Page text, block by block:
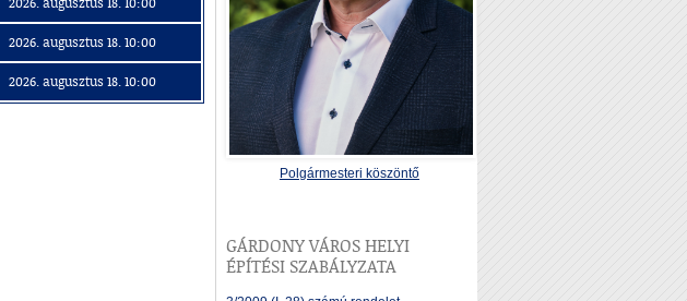
2026. augusztus 18. 10:00
2026. augusztus 18. 10:00
2026. augusztus 18. 10:00
Polgármesteri köszöntő
GÁRDONY VÁROS HELYI
ÉPÍTÉSI SZABÁLYZATA